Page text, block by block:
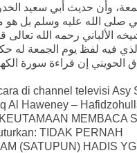
وأن حديث أبي سعيد
صلى الله عليه وسلم بل
الألباني رحمه الله
فيه لفظ يوم الجمعة له
di channel televisi Asy
Al Haweney –
MEMBACA
TIDAK PERNAH
(SATUPUN) HADIS YG